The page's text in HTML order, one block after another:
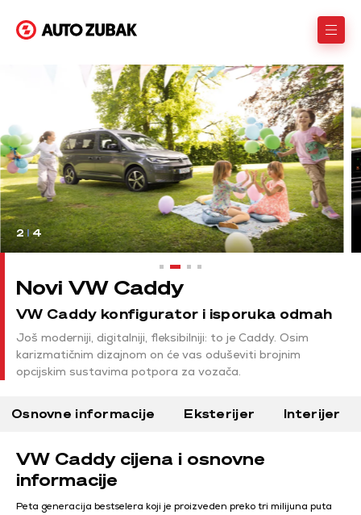
Novi VW Caddy
VW Caddy konfigurator i isporuka odmah
Još moderniji, digitalniji, fleksibilniji: to je Caddy. Osim
karizmatičnim dizajnom on će vas oduševiti brojnim
opcijskim sustavima potpora za vozača.
2 I4
Osnovne informacije Eksterijer Interijer
VW Caddy cijena i osnovne
informacije
Peta generacija bestselera koji je proizveden preko tri milijuna puta